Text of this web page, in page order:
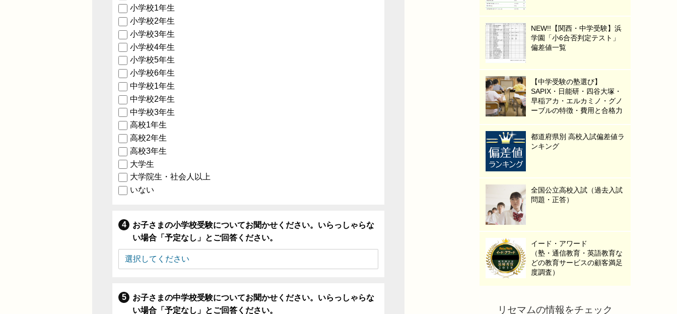
小学校1年生
小学校2年生
小学校3年生
小学校4年生
小学校5年生
小学校6年生
中学校1年生
中学校2年生
中学校3年生
高校1年生
高校2年生
高校3年生
大学生
大学院生・社会人以上
いない
お子さまの小学校受験についてお聞かせください。いらっしゃらな
い場合「予定なし」とご回答ください。
お子さまの中学校受験についてお聞かせください。いらっしゃらな
い場合「予定なし」とご回答ください。
NEW!!【関西・中学受験】浜
学園「小6合否判定テスト」
偏差値一覧
【中学受験の塾選び】
SAPIX・日能研・四谷大塚・
早稲アカ・エルカミノ・グノ
ーブルの特徴・費用と合格力
都道府県別 高校入試偏差値ラ
ンキング
全国公立高校入試（過去入試
問題・正答）
イード・アワード
（塾・通信教育・英語教育な
どの教育サービスの顧客満足
度調査）
リセマムの情報をチェック